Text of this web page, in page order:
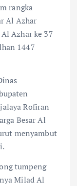
rangka
Al Azhar
Azhar ke 37
1447
Rofiran
Besar Al
menyambut
tumpeng
Milad Al